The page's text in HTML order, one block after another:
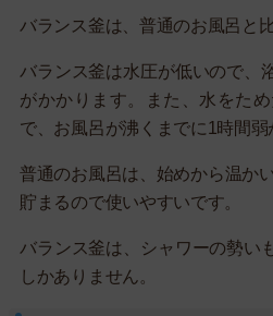
バランス釜は、普通のお風呂と
バランス釜は水圧が低いので、
がかかります。また、水をた
で、お風呂が沸くまでに1時間弱
普通のお風呂は、始めから温か
貯まるので使いやすいです。
バランス釜は、シャワーの勢い
しかありません。